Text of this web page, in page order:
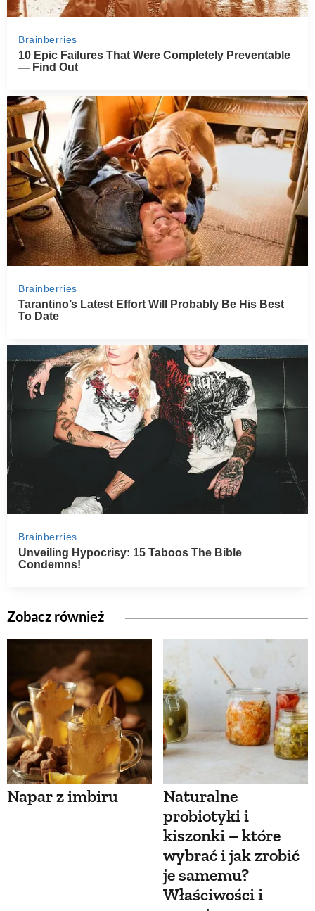
Zobacz również
Napar z imbiru
Naturalne
probiotyki i
kiszonki – które
wybrać i jak zrobić
je samemu?
Właściwości i